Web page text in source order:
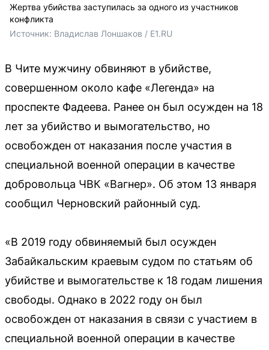
Жертва убийства заступилась за одного из участников
конфликта
Источник: Владислав Лоншаков / E1.RU
В Чите мужчину обвиняют в убийстве,
совершенном около кафе «Легенда» на
проспекте Фадеева. Ранее он был осужден на 18
лет за убийство и вымогательство, но
освобожден от наказания после участия в
специальной военной операции в качестве
добровольца ЧВК «Вагнер». Об этом 13 января
сообщил Черновский районный суд.
«В 2019 году обвиняемый был осужден
Забайкальским краевым судом по статьям об
убийстве и вымогательстве к 18 годам лишения
свободы. Однако в 2022 году он был
освобожден от наказания в связи с участием в
специальной военной операции в качестве